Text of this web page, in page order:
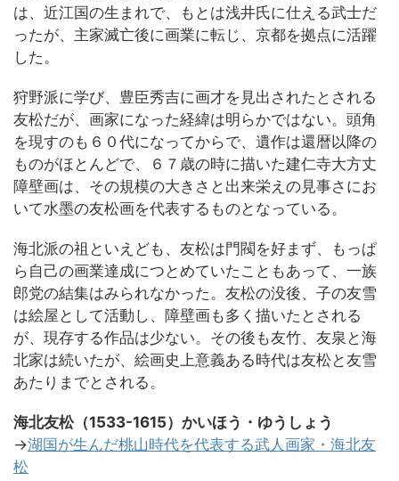
は、近江国の生まれで、もとは浅井氏に仕える武士だ
ったが、主家滅亡後に画業に転じ、京都を拠点に活躍
した。
狩野派に学び、豊臣秀吉に画才を見出されたとされる
友松だが、画家になった経緯は明らかではない。頭角
を現すのも６０代になってからで、遺作は還暦以降の
ものがほとんどで、６７歳の時に描いた建仁寺大方丈
障壁画は、その規模の大きさと出来栄えの見事さにお
いて水墨の友松画を代表するものとなっている。
海北派の祖といえども、友松は門閥を好まず、もっぱ
ら自己の画業達成につとめていたこともあって、一族
郎党の結集はみられなかった。友松の没後、子の友雪
は絵屋として活動し、障壁画も多く描いたとされる
が、現存する作品は少ない。その後も友竹、友泉と海
北家は続いたが、絵画史上意義ある時代は友松と友雪
あたりまでとされる。
海北友松（1533-1615）かいほう・ゆうしょう
→湖国が生んだ桃山時代を代表する武人画家・海北友
松